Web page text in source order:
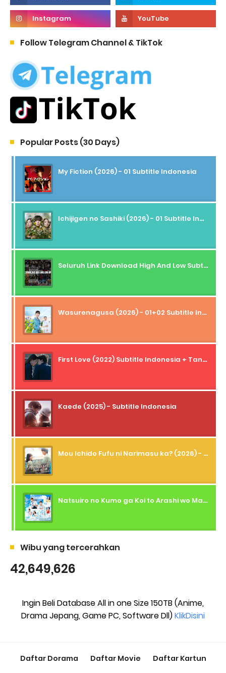
Follow Telegram Channel & TikTok
Popular Posts (30 Days)
My Fiction (2026) - 01 Subtitle Indonesia
Ichijigen no Sashiki (2026) - 01 Subtitle Indonesia
Seluruh Link Download High And Low Subtitle Indonesia
Wasurenagusa (2026) - 01+02 Subtitle Indonesia
First Love (2022) Subtitle Indonesia + Tanpa Iklan + Streaming + 1080p
Kaede (2025) - Subtitle Indonesia
Mou Ichido Fufu ni Narimasu ka? (2026) - 01 Subtitle Indonesia
Natsuiro no Kumo ga Koi to Arashi wo Makiokosu (2026) - 01 Subtitle Indonesia
Wibu yang tercerahkan
42,649,626
Ingin Beli Database All in one Size 150TB (Anime,
Drama Jepang, Game PC, Software Dll)KlikDisini
Daftar Dorama Daftar Movie Daftar Kartun